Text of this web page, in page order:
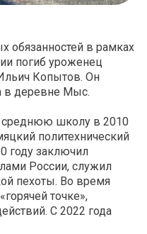
обязанностей в рамках
погиб уроженец
Копытов. Он
в деревне Мыс.
среднюю школу в 2010
политехнический
году заключил
России, служил
пехоты. Во время
точке»,
С 2022 года